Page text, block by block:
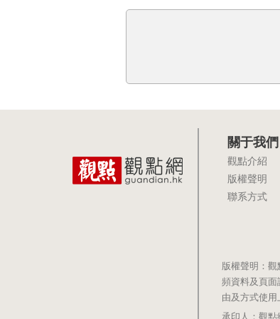
關于我們
觀點介紹
版權聲明
聯系方式
版權聲明：
頻資料及頁面
由及方式使用
承印人：觀